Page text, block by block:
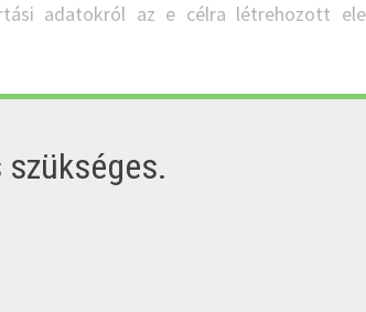
adatokról az e célra létrehozott